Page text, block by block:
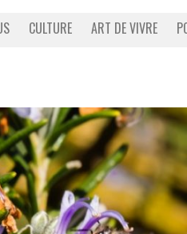
CULTURE ART DE VIVRE